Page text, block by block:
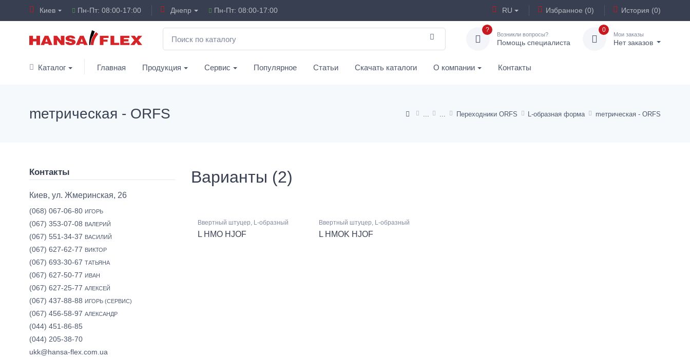
Киев Пн-Пт: 08:00-17:00 Днепр Пн-Пт: 08:00-17:00 RU Избранное (0) История (0)
?
Возникли вопросы?
Помощь специалиста
0
Мои заказы
Нет заказов
Каталог Главная Продукция Сервис Популярное Статьи Скачать каталоги О компании Контакты
Переходники ORFS L-образная форма mетрическая - ORFS
mетрическая - ORFS
Варианты (2)
Ввертный штуцер, L-образный
L HMO HJOF
Ввертный штуцер, L-образный
L HMOK HJOF
Контакты
Киев, ул. Жмеринская, 26
(068) 067-06-80 ИГОРЬ
(067) 353-07-08 ВАЛЕРИЙ
(067) 551-34-37 ВАСИЛИЙ
(067) 627-62-77 ВИКТОР
(067) 693-30-67 ТАТЬЯНА
(067) 627-50-77 ИВАН
(067) 627-25-77 АЛЕКСЕЙ
(067) 437-88-88 ИГОРЬ (СЕРВИС)
(067) 456-58-97 АЛЕКСАНДР
(044) 451-86-85
(044) 205-38-70
ukk@hansa-flex.com.ua